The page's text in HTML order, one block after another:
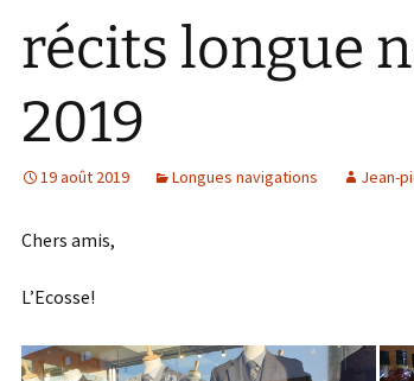
récits longue
2019
19 août 2019 Longues navigations Jean-
Chers amis,
L’Ecosse!